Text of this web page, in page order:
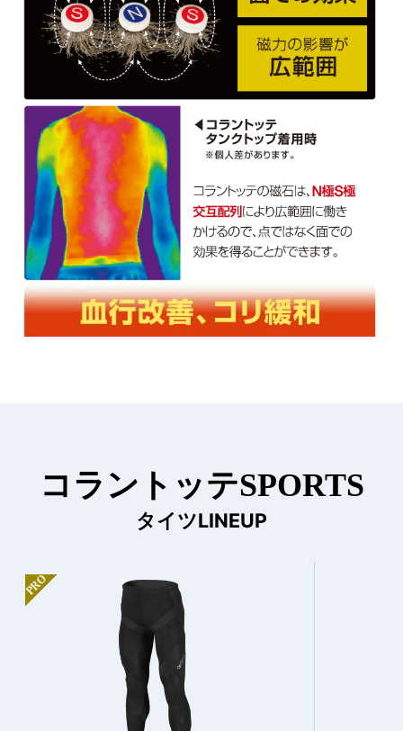
コラントッテSPORTS
タイツLINEUP
PRO